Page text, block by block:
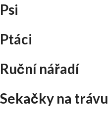
Psi
Ptáci
Ruční nářadí
Sekačky na trávu